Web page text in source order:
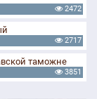
2472
2717
таможне
3851